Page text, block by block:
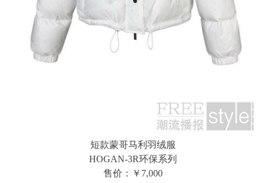
短款蒙哥马利羽绒服
HOGAN-3R环保系列
售价：￥7,000